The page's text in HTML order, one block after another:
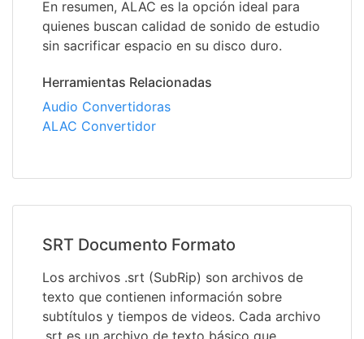
En resumen, ALAC es la opción ideal para
quienes buscan calidad de sonido de estudio
sin sacrificar espacio en su disco duro.
Herramientas Relacionadas
Audio Convertidoras
ALAC Convertidor
SRT Documento Formato
Los archivos .srt (SubRip) son archivos de
texto que contienen información sobre
subtítulos y tiempos de videos. Cada archivo